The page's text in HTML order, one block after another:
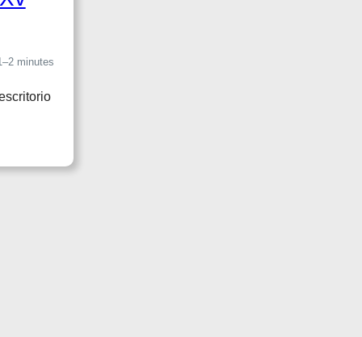
minutes